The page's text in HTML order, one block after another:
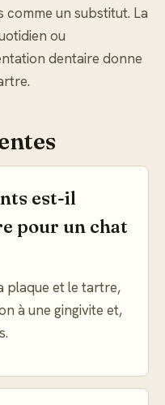
un substitut. La
ou
dentaire donne
est-il
pour un chat
plaque et le tartre,
à une gingivite et,